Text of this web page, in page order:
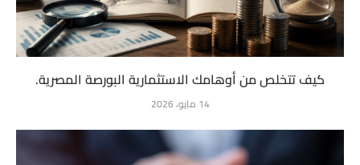
كيف تتخلص من أوهامك الاستثمارية البورصة المصرية.
14 مايو، 2026